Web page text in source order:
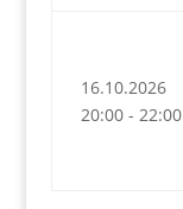
16.10.2026
20:00 - 22:00